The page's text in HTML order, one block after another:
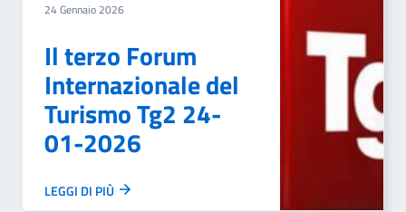
24 Gennaio 2026
Il terzo Forum
Internazionale del
Turismo Tg2 24-
01-2026
LEGGI DI PIÙ